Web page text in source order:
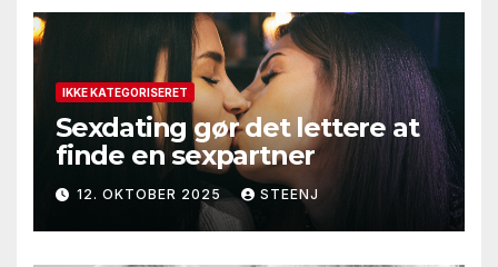
IKKE KATEGORISERET
Sexdating gør det lettere at
finde en sexpartner
12. OKTOBER 2025 STEENJ